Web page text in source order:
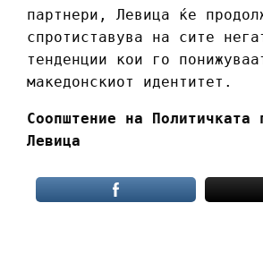
партнери, Левица ќе
спротиставува на сите
тенденции кои го
македонскиот идентитет.
Соопштение на Политичката
Левица